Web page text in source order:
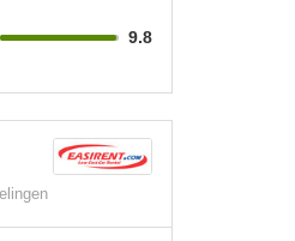
9.8